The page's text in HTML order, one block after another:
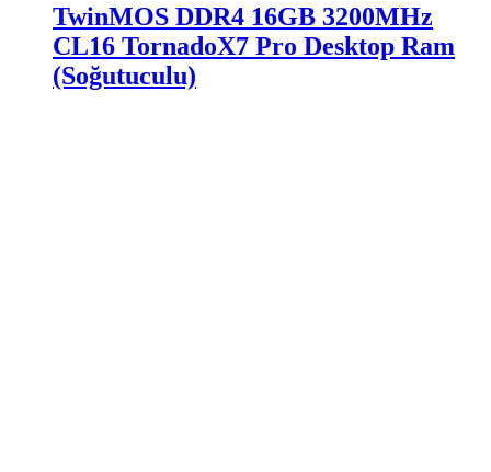
TwinMOS DDR4 16GB 3200MHz
CL16 TornadoX7 Pro Desktop Ram
(Soğutuculu)